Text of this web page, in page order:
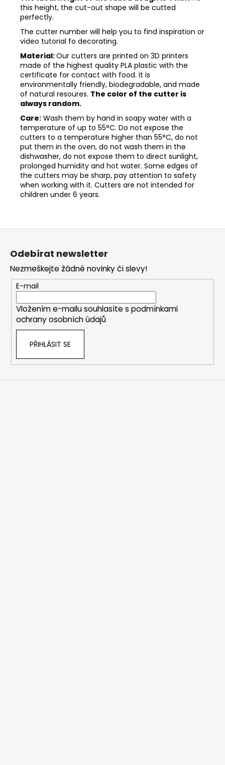
this height, the cut-out shape will be cutted
perfectly.
The cutter number will help you to find inspiration or
video tutorial fo decorating.
Material:Our cutters are printed on 3D printers
made of the highest quality PLA plastic with the
certificate for contact with food. It is
environmentally friendly, biodegradable, and made
of natural resoures. The color of the cutter is
always random.
Care: Wash them by hand in soapy water with a
temperature of up to 55°C. Do not expose the
cutters to a temperature higher than 55°C, do not
put them in the oven, do not wash them in the
dishwasher, do not expose them to direct sunlight,
prolonged humidity and hot water. Some edges of
the cutters may be sharp, pay attention to safety
when working with it. Cutters are not intended for
children under 6 years.
Z
Odebírat newsletter
Nezmeškejte žádné novinky či slevy!
E-mail
Vložením e-mailu souhlasíte s podmínkami
ochrany osobních údajů
PŘIHLÁSIT SE